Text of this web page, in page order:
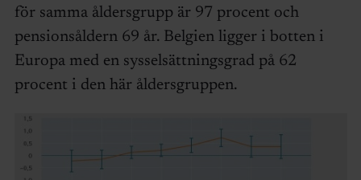
för samma åldersgrupp är 97 procent och
pensionsåldern 69 år. Belgien ligger i botten i
Europa med en sysselsättningsgrad på 62
procent i den här åldersgruppen.